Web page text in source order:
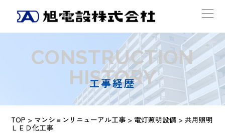
CONSTRUCTION
HISTORY
工事経歴
TOP > マンションリニューアル工事 >電灯照明設備 > 共用照明
ＬＥＤ化工事